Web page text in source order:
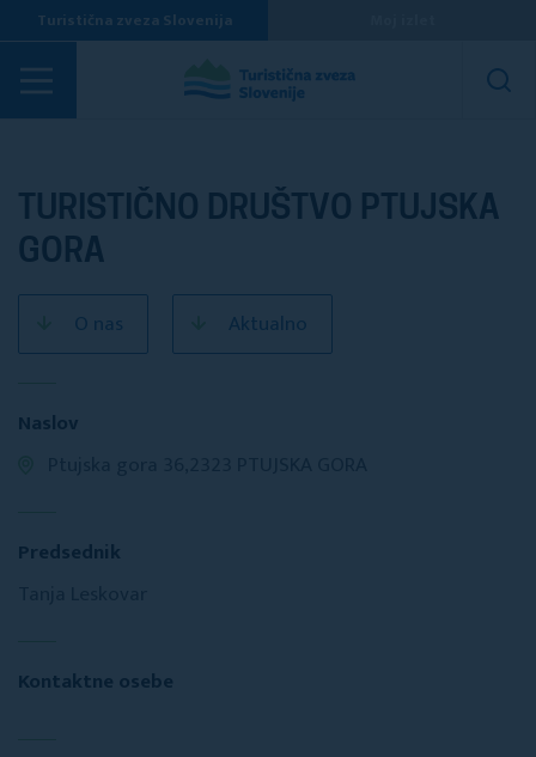
Turistična zveza Slovenija
Turistična društva
TURISTIČNO DRUŠTVO PTUJSKA
GORA
O nas Aktualno
Naslov
Predsednik
Kontaktne osebe